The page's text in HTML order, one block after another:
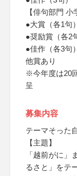
【俳句部門
●大賞（各1句
●奨励賞（各2
●佳作（各3句
他賞あり
※今年度は20
呈
募集内容
テーマそった
【主題】
「越前がに」
るさと」をテ